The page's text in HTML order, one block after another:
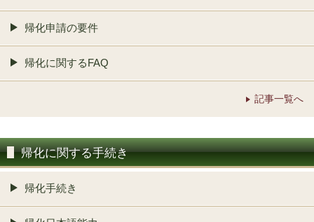
帰化申請の要件
帰化に関するFAQ
記事一覧へ
帰化に関する手続き
帰化手続き